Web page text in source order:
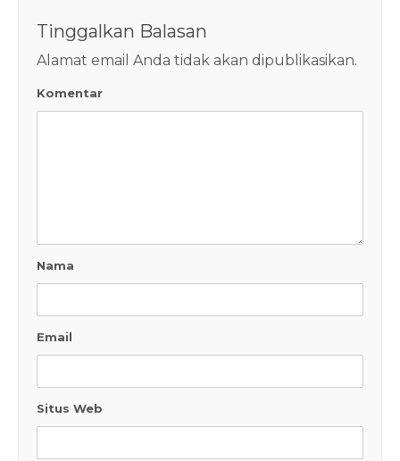
Tinggalkan Balasan
Alamat email Anda tidak akan dipublikasikan.
Komentar
Nama
Email
Situs Web